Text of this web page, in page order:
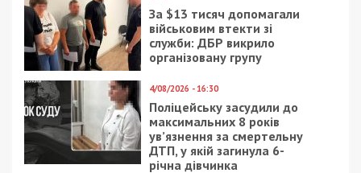
Пока «Жилсервис-2» ДГС только планирует
рассмотреть этот вопрос, в фекальном плену
страдают 360 семей. Нескольких детей, которые
живут в этом доме, уже госпитализировали с
интоксикацией ядовитыми испарениями. Даже
крысы ушли из подвала дома на чердак.
Нестерпимая вонь распространяется и на
верхние этажи. Ситуация усугубляется с каждым
днем.